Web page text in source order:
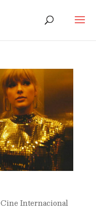
Cine Internacional